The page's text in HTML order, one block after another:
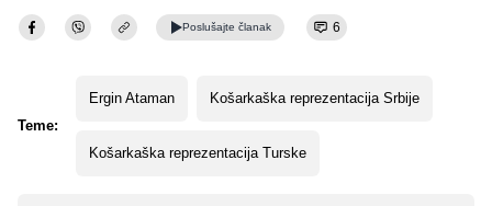
Poslušajte članak 6
Teme:
Ergin Ataman Košarkaška reprezentacija Srbije
Košarkaška reprezentacija Turske